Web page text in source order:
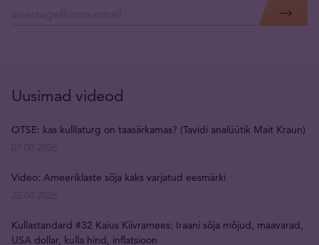
Uusimad videod
OTSE: kas kulllaturg on taasärkamas? (Tavidi analüütik Mait Kraun)
Video: Ameeriklaste sõja kaks varjatud eesmärki
Kullastandard #32 Kaius Kiivramees: Iraani sõja mõjud, maavarad,
USA dollar, kulla hind, inflatsioon